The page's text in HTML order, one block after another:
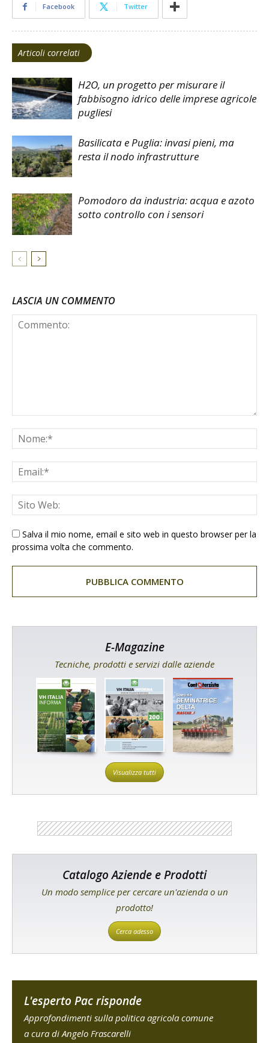
Facebook Twitter
Articoli correlati
H2O, un progetto per misurare il
fabbisogno idrico delle imprese agricole
pugliesi
Basilicata e Puglia: invasi pieni, ma
resta il nodo infrastrutture
Pomodoro da industria: acqua e azoto
sotto controllo con i sensori
LASCIA UN COMMENTO
Salva il mio nome, email e sito web in questo browser per la
prossima volta che commento.
E-Magazine
Tecniche, prodotti e servizi dalle aziende
Visualizza tutti
Catalogo Aziende e Prodotti
Un modo semplice per cercare un'azienda o un
prodotto!
Cerca adesso
L'esperto Pac risponde
Approfondimenti sulla politica agricola comune
a cura di Angelo Frascarelli